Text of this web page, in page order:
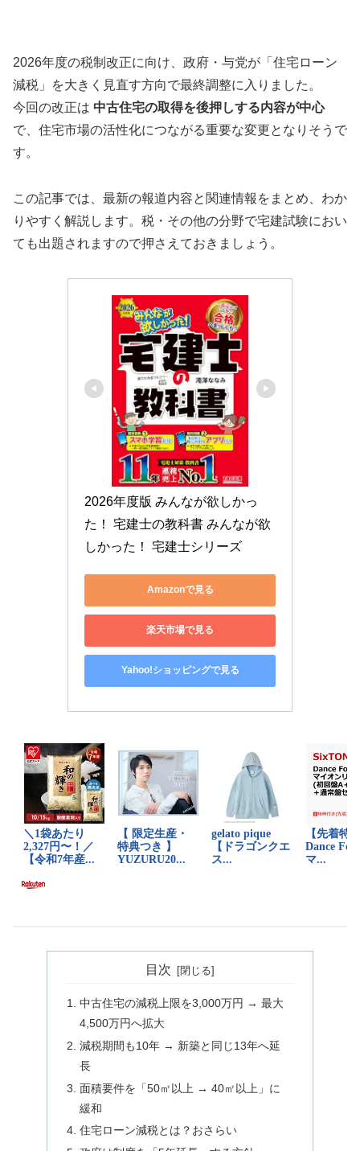
2026年度の税制改正に向け、政府・与党が「住宅ローン
減税」を大きく見直す方向で最終調整に入りました。
今回の改正は 中古住宅の取得を後押しする内容が中心
で、住宅市場の活性化につながる重要な変更となりそうで
す。
この記事では、最新の報道内容と関連情報をまとめ、わか
りやすく解説します。税・その他の分野で宅建試験におい
ても出題されますので押さえておきましょう。
2026年度版 みんなが欲しかっ
た！ 宅建士の教科書 みんなが欲
しかった！ 宅建士シリーズ
Amazonで見る
楽天市場で見る
Yahoo!ショッピングで見る
目次
中古住宅の減税上限を3,000万円 → 最大
4,500万円へ拡大
減税期間も10年 → 新築と同じ13年へ延
長
面積要件を「50㎡以上 → 40㎡以上」に
緩和
住宅ローン減税とは？おさらい